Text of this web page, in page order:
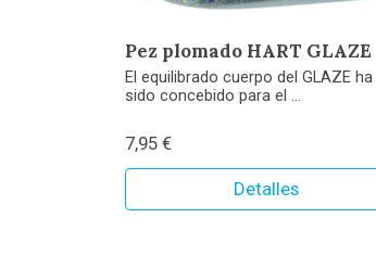
Pez plomado HART GLAZE
El equilibrado cuerpo del GLAZE ha
sido concebido para el ...
7,95 €
Detalles